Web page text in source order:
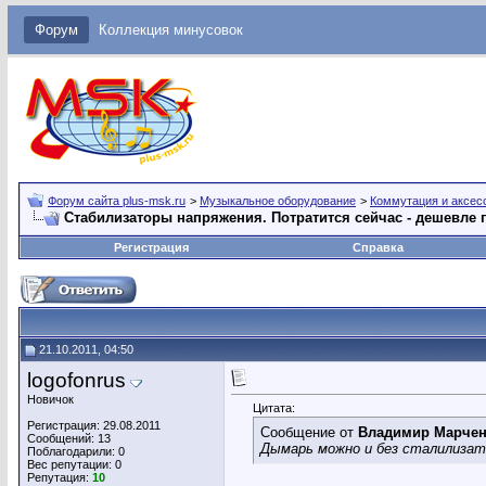
Форум Коллекция минусовок
Форум сайта plus-msk.ru > Музыкальное оборудование > Коммутация и
Стабилизаторы напряжения. Потратится сейчас - дешевле
Регистрация Справка
21.10.2011, 04:50
logofonrus
Новичок
Регистрация: 29.08.2011
Сообщений: 13
Поблагодарили: 0
Вес репутации: 0
Репутация: 10
Цитата:
Сообщение от Владимир
Дымарь можно и без